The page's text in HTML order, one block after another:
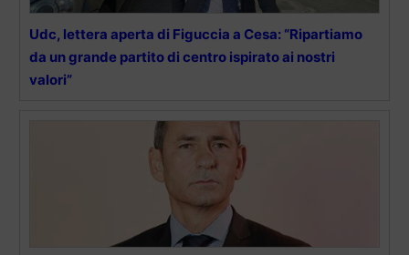
Udc, lettera aperta di Figuccia a Cesa: “Ripartiamo
da un grande partito di centro ispirato ai nostri
valori”